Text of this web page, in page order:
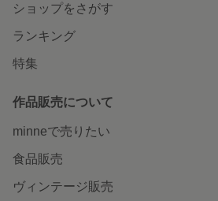
ショップをさがす
ランキング
特集
作品販売について
minneで売りたい
食品販売
ヴィンテージ販売